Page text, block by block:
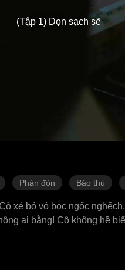
(Tập 1) Dọn sạch sẽ
Phản đòn Báo thù
xé bỏ vỏ bọc ngốc
ai bằng! Cô không hề